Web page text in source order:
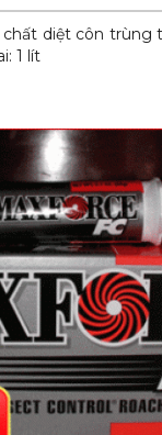
chất diệt côn
1 lít